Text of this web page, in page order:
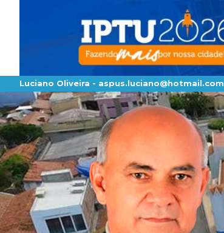
Luciano Oliveira - aspus.luciano@hotmail.com